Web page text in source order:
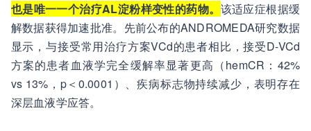
也是唯一一个治疗AL淀粉样变性的药物。 该适应症根据缓
解数据获得加速批准。先前公布的ANDROMEDA研究数据
显示，与接受常用治疗方案VCd的患者相比，接受D-VCd
方案的患者血液学完全缓解率显著更高（hemCR：42%
vs 13%，p＜0.0001）、疾病标志物持续减少，表明存在
深层血液学应答。